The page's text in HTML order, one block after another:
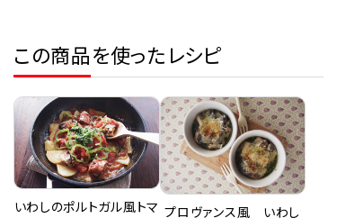
この商品を使ったレシピ
いわしのポルトガル風トマ プロヴァンス風 いわし